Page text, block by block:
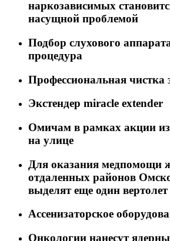
наркозависимых
насущной проблемой
Подбор слухового
процедура
Профессиональная чистка
Экстендер miracle extender
Омичам в рамках акции
на улице
Для оказания медпомощи
отдаленных районов
выделят еще один вертолет
Ассенизаторское
Онкологии нанесут